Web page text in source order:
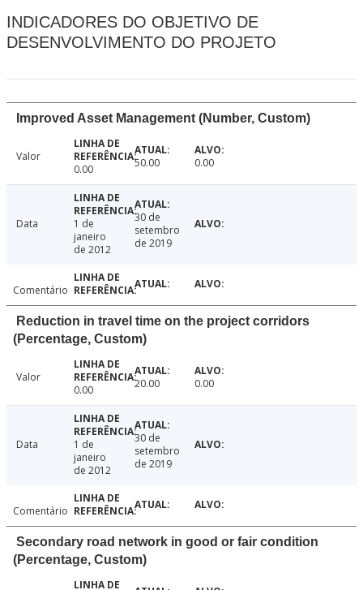
INDICADORES DO OBJETIVO DE
DESENVOLVIMENTO DO PROJETO
Improved Asset Management (Number, Custom)
Valor
0.00
50.00 0.00
Data
1 de
janeiro
de 2012
30 de
setembro
de 2019
Comentário
Reduction in travel time on the project corridors
(Percentage, Custom)
Valor
0.00
20.00 0.00
Data
1 de
janeiro
de 2012
30 de
setembro
de 2019
Comentário
Secondary road network in good or fair condition
(Percentage, Custom)